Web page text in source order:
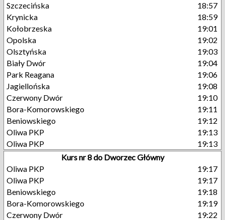
Szczecińska
18:57
Krynicka
18:59
Kołobrzeska
19:01
Opolska
19:02
Olsztyńska
19:03
Biały Dwór
19:04
Park Reagana
19:06
Jagiellońska
19:08
Czerwony Dwór
19:10
Bora-Komorowskiego
19:11
Beniowskiego
19:12
Oliwa PKP
19:13
Oliwa PKP
19:13
Kurs nr 8 do Dworzec Główny
Oliwa PKP
19:17
Oliwa PKP
19:17
Beniowskiego
19:18
Bora-Komorowskiego
19:19
Czerwony Dwór
19:22